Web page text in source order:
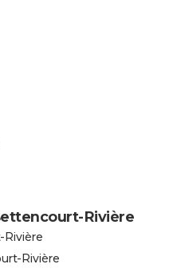
Rivière
Rivière
Rivière